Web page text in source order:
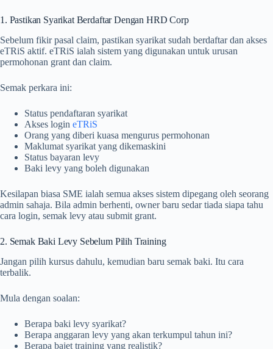
1. Pastikan Syarikat Berdaftar Dengan HRD Corp
Sebelum fikir pasal claim, pastikan syarikat sudah berdaftar dan akses
eTRiS aktif. eTRiS ialah sistem yang digunakan untuk urusan
permohonan grant dan claim.
Semak perkara ini:
Status pendaftaran syarikat
Akses login eTRiS
Orang yang diberi kuasa mengurus permohonan
Maklumat syarikat yang dikemaskini
Status bayaran levy
Baki levy yang boleh digunakan
Kesilapan biasa SME ialah semua akses sistem dipegang oleh seorang
admin sahaja. Bila admin berhenti, owner baru sedar tiada siapa tahu
cara login, semak levy atau submit grant.
2. Semak Baki Levy Sebelum Pilih Training
Jangan pilih kursus dahulu, kemudian baru semak baki. Itu cara
terbalik.
Mula dengan soalan:
Berapa baki levy syarikat?
Berapa anggaran levy yang akan terkumpul tahun ini?
Berapa bajet training yang realistik?